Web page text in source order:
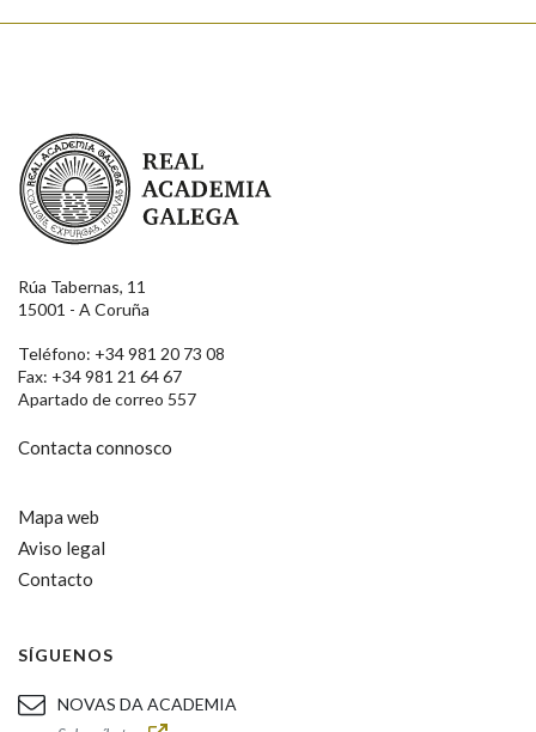
Real Academia Galega
Rúa Tabernas, 11
15001 - A Coruña
Teléfono: +34 981 20 73 08
Fax: +34 981 21 64 67
Apartado de correo 557
Contacta connosco
Mapa web
Aviso legal
Contacto
SÍGUENOS
NOVAS DA ACADEMIA